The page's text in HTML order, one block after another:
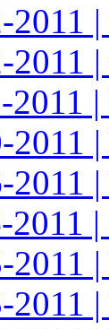
2011
2011
2011
2011
2011
2011
2011
2011